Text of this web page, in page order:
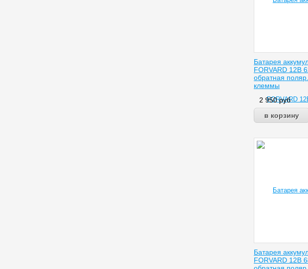
Батарея
FORVARD 12В
обратная
клеммы
2 950руб
Батарея
FORVARD 12В